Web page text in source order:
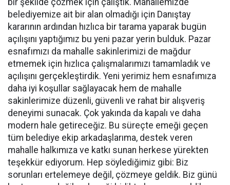
bir şekilde çözmek için çalıştık. Mahallemizde
belediyemize ait bir alan olmadığı için Danıştay
kararının ardından hızlıca bir tarama yaparak bugün
açılışını yaptığımız bu yeni pazar yerin bulduk. Pazar
esnafımızı da mahalle sakinlerimizi de mağdur
etmemek için hızlıca çalışmalarımızı tamamladık ve
açılışını gerçekleştirdik. Yeni yerimiz hem esnafımıza
daha iyi koşullar sağlayacak hem de mahalle
sakinlerimize düzenli, güvenli ve rahat bir alışveriş
deneyimi sunacak. Çok yakında da kapalı ve daha
modern hale getireceğiz. Bu süreçte emeği geçen
tüm belediye ekip arkadaşlarıma, destek veren
mahalle halkımıza ve katkı sunan herkese yürekten
teşekkür ediyorum. Hep söylediğimiz gibi: Biz
sorunları ertelemeye değil, çözmeye geldik. Biz günü